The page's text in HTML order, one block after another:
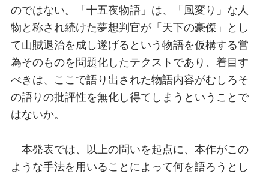
のではない。「十五夜物語」は、「風変り」な人
物と称され続けた夢想判官が「天下の豪傑」とし
て山賊退治を成し遂げるという物語を仮構する営
為そのものを問題化したテクストであり、着目す
べきは、ここで語り出された物語内容がむしろそ
の語りの批評性を無化し得てしまうということで
はないか。
本発表では、以上の問いを起点に、本作がこの
ような手法を用いることによって何を語ろうとし